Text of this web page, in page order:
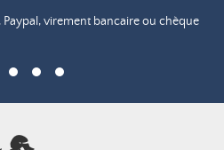
Paypal, virement bancaire ou chèque